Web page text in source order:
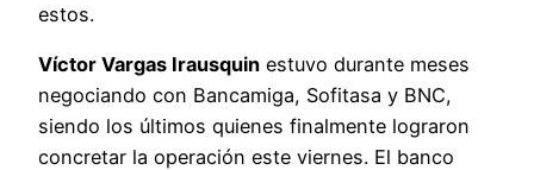
estos.
Víctor Vargas Irausquin estuvo durante meses
negociando con Bancamiga, Sofitasa y BNC,
siendo los últimos quienes finalmente lograron
concretar la operación este viernes. El banco